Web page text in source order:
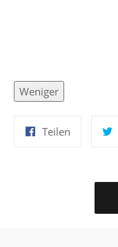
Weniger
Teilen